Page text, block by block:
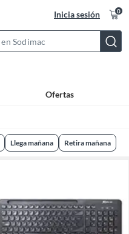
Inicia sesión 0
Bar
Ofertas
Llega mañana Retira mañana